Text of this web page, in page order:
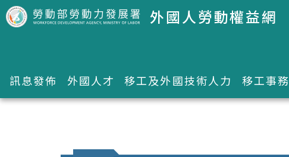
跳到主要內容區塊 外國人勞動權益網
訊息發佈 外國人才 移工及外國技術人力 移工事務